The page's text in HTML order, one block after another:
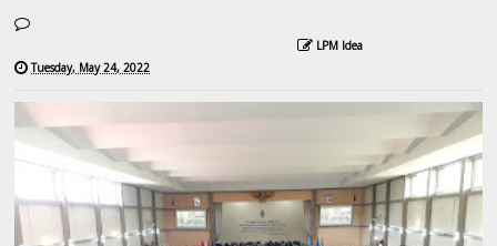
LPM Idea
Tuesday, May 24, 2022